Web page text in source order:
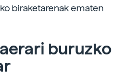
biraketarenak ematen
buruzko